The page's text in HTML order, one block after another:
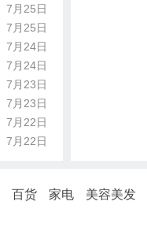
7月25日
7月25日
7月24日
7月24日
7月23日
7月23日
7月22日
7月22日
百货 家电 美容美发